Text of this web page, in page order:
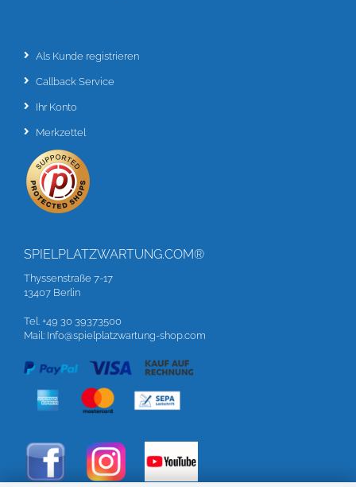
Als Kunde registrieren
Callback Service
Ihr Konto
Merkzettel
SPIELPLATZWARTUNG.COM®
Thyssenstraße 7-17
13407 Berlin
Tel. +49 30 39373500
Mail: Info@spielplatzwartung-shop.com